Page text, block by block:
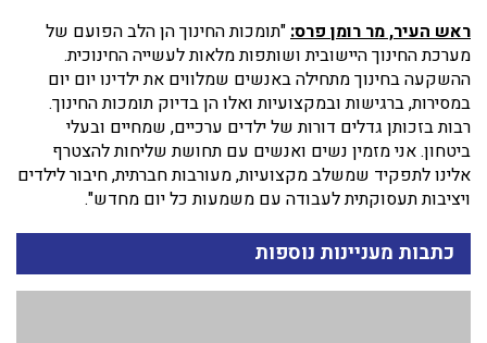
ראש העיר, מר רומן פרס:"תומכות החינוך הן הלב הפועם של
מערכת החינוך היישובית ושותפות מלאות לעשייה החינוכית.
ההשקעה בחינוך מתחילה באנשים שמלווים את ילדינו יום יום
במסירות, ברגישות ובמקצועיות ואלו הן בדיוק תומכות החינוך.
רבות בזכותן גדלים דורות של ילדים ערכיים, שמחיים ובעלי
ביטחון. אני מזמין נשים ואנשים עם תחושת שליחות להצטרף
אלינו לתפקיד שמשלב מקצועיות, מעורבות חברתית, חיבור לילדים
ויציבות תעסוקתית לעבודה עם משמעות כל יום מחדש".
כתבות מעניינות נוספות